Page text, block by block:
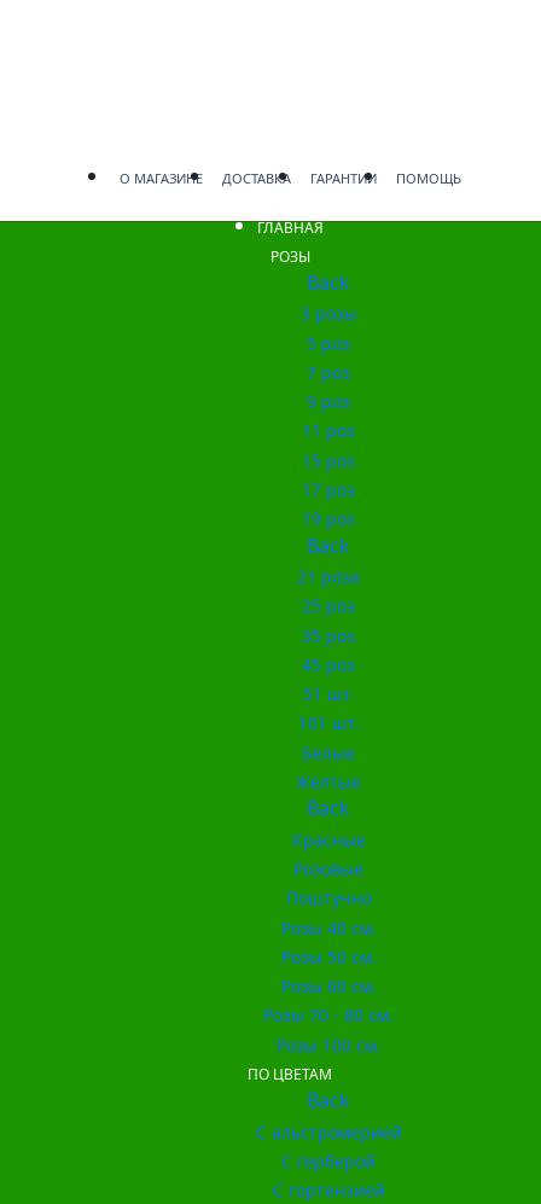
О МАГАЗИНЕ ДОСТАВКА ГАРАНТИИ ПОМОЩЬ
ГЛАВНАЯ
РОЗЫ
Back
3 розы
5 роз
7 роз
9 роз
11 роз
15 роз
17 роз
19 роз
Back
21 роза
25 роз
35 роз
45 роз
51 шт.
101 шт.
Белые
Жёлтые
Back
Красные
Розовые
Поштучно
Розы 40 см.
Розы 50 см.
Розы 60 см.
Розы 70 - 80 см.
Розы 100 см.
ПО ЦВЕТАМ
Back
С альстромерией
С герберой
С гортензией